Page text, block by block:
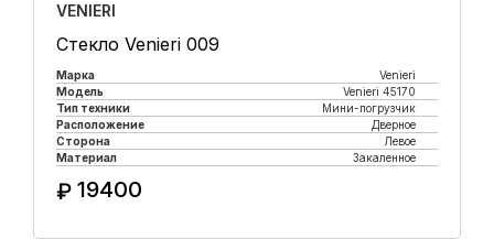
VENIERI
Стекло Venieri 009
Марка
Venieri
Модель
Venieri 45170
Тип техники
Мини-погрузчик
Расположение
Дверное
Сторона
Левое
Материал
Закаленное
₽ 19400